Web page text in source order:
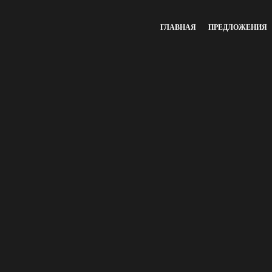
ГЛАВНАЯ ПРЕДЛОЖЕНИЯ